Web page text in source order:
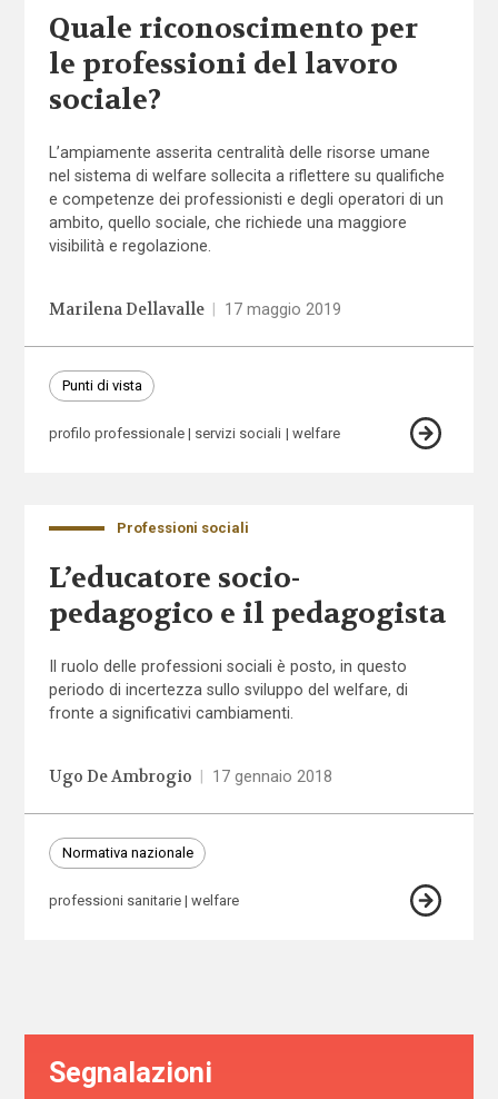
Quale riconoscimento per
le professioni del lavoro
sociale?
L’ampiamente asserita centralità delle risorse umane
nel sistema di welfare sollecita a riflettere su qualifiche
e competenze dei professionisti e degli operatori di un
ambito, quello sociale, che richiede una maggiore
visibilità e regolazione.
Marilena Dellavalle 17 maggio 2019
Punti di vista
profilo professionale servizi sociali welfare
Professioni sociali
L’educatore socio-
pedagogico e il pedagogista
Il ruolo delle professioni sociali è posto, in questo
periodo di incertezza sullo sviluppo del welfare, di
fronte a significativi cambiamenti.
Ugo De Ambrogio 17 gennaio 2018
Normativa nazionale
professioni sanitarie welfare
Segnalazioni